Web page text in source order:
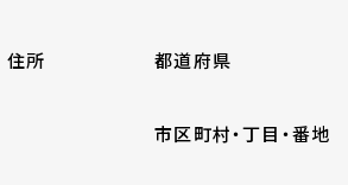
住所 都道府県
市区町村・丁目・番地